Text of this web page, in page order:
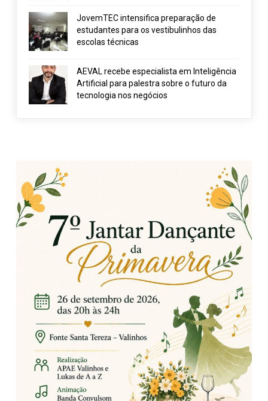
JovemTEC intensifica preparação de
estudantes para os vestibulinhos das
escolas técnicas
AEVAL recebe especialista em Inteligência
Artificial para palestra sobre o futuro da
tecnologia nos negócios